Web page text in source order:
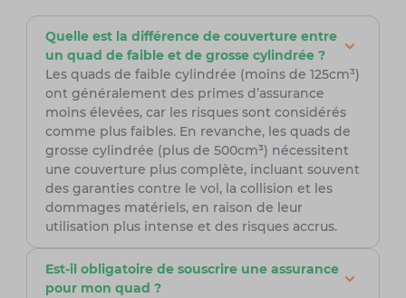
Quelle est la différence de couverture entre
un quad de faible et de grosse cylindrée ?
Les quads de faible cylindrée (moins de 125cm³)
ont généralement des primes d’assurance
moins élevées, car les risques sont considérés
comme plus faibles. En revanche, les quads de
grosse cylindrée (plus de 500cm³) nécessitent
une couverture plus complète, incluant souvent
des garanties contre le vol, la collision et les
dommages matériels, en raison de leur
utilisation plus intense et des risques accrus.
Est-il obligatoire de souscrire une assurance
pour mon quad ?